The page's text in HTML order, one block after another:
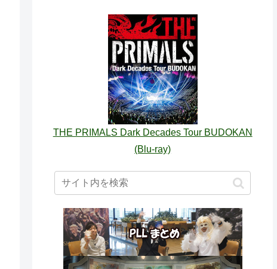
THE PRIMALS Dark Decades Tour BUDOKAN
(Blu-ray)